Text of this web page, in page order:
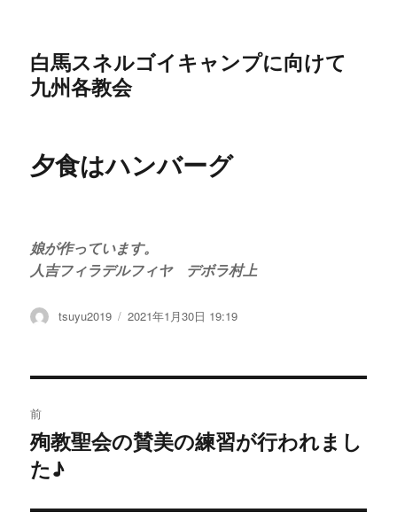
白馬スネルゴイキャンプに向けて
九州各教会
夕食はハンバーグ
娘が作っています。
人吉フィラデルフィヤ デボラ村上
投
tsuyu2019
投
2021年1月30日 19:19
稿
ナ
ビ
前
過
去
投
殉教聖会の賛美の練習が行われまし
た♪